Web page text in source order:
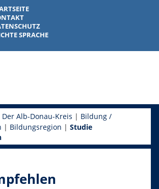
SPRACHE
Der Alb-Donau-Kreis | Bildung /
| Bildungsregion | Studie